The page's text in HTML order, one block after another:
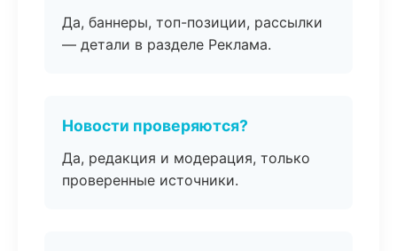
Да, баннеры, топ-позиции, рассылки
— детали в разделе Реклама.
Новости проверяются?
Да, редакция и модерация, только
проверенные источники.